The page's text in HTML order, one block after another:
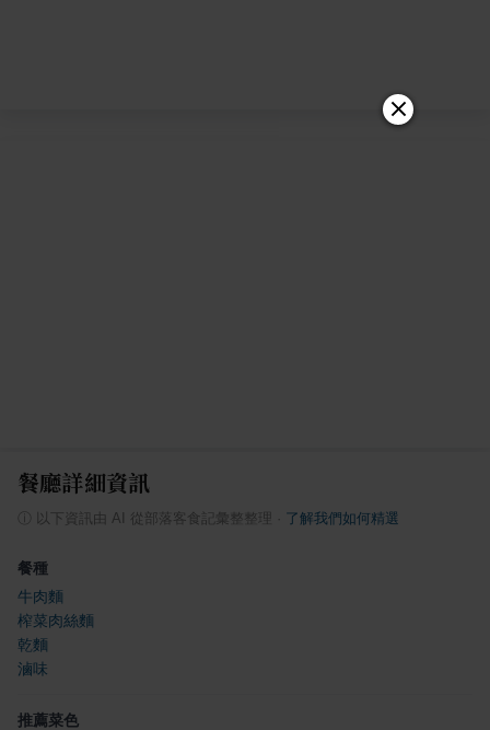
餐廳詳細資訊
以下資訊由 AI 從部落客食記彙整整理 了解我們如何精選
餐種
牛肉麵
榨菜肉絲麵
乾麵
滷味
推薦菜色